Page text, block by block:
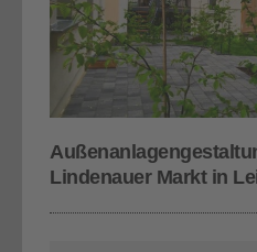
Lindenauer Markt in